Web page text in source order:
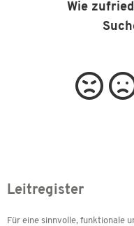
Wie
Leitregister
Für eine sinnvolle, funktionale